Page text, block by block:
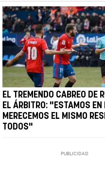
EL TREMENDO CABREO DE
EL ÁRBITRO: "ESTAMOS EN
MERECEMOS EL MISMO
TODOS"